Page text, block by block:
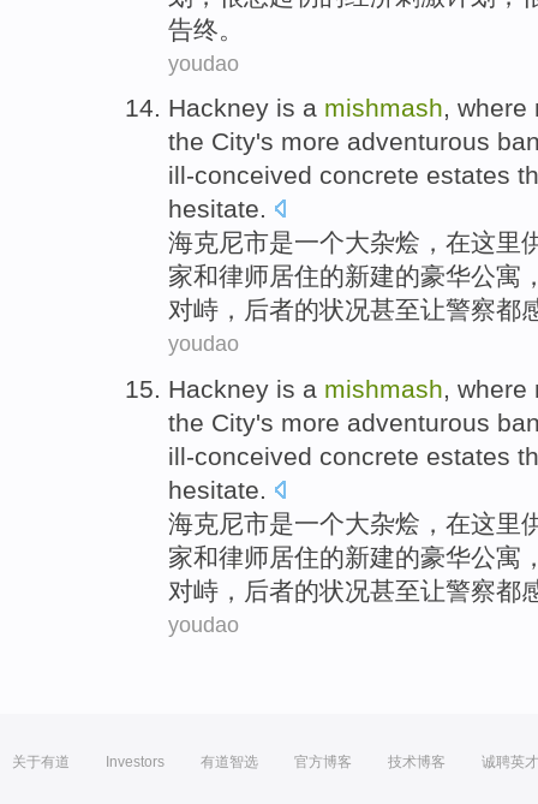
告终。
youdao
Hackney is a mishmash, where
the City's more adventurous
ill-conceived concrete estates
hesitate.
海克尼市是一个大杂烩 ， 在这里
家和律师居住的新建的豪华公寓
对峙，后者的状况甚至让警察都
youdao
Hackney is a mishmash, where
the City's more adventurous
ill-conceived concrete estates
hesitate.
海克尼市是一个大杂烩 ， 在这里
家和律师居住的新建的豪华公寓
对峙，后者的状况甚至让警察都
youdao
关于有道 Investors 有道智选 官方博客 技术博客 诚聘英才